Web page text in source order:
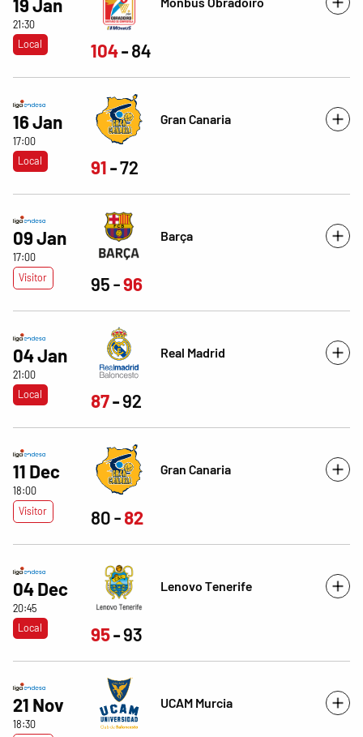
19 Jan
21:30
Local
104 84
16 Jan
17:00
Local
Gran Canaria
91 72
09 Jan
17:00
Visitor
Barça
95 96
04 Jan
21:00
Local
Real Madrid
87 92
11 Dec
18:00
Visitor
Gran Canaria
80 82
04 Dec
20:45
Local
Lenovo Tenerife
95 93
21 Nov
18:30
UCAM Murcia